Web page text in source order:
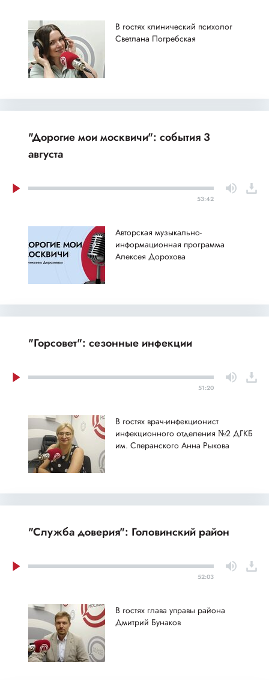
В гостях клинический психолог
Светлана Погребская
"Дорогие мои москвичи": события 3
августа
53:42
Авторская музыкально-
информационная программа
Алексея Дорохова
"Горсовет": сезонные инфекции
51:20
В гостях врач-инфекционист
инфекционного отделения №2 ДГКБ
им. Сперанского Анна Рыкова
"Служба доверия": Головинский район
52:03
В гостях глава управы района
Дмитрий Бунаков